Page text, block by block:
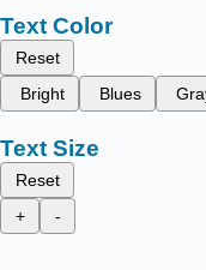
Text Color
Reset
Bright
Blues
Text Size
Reset
+
-